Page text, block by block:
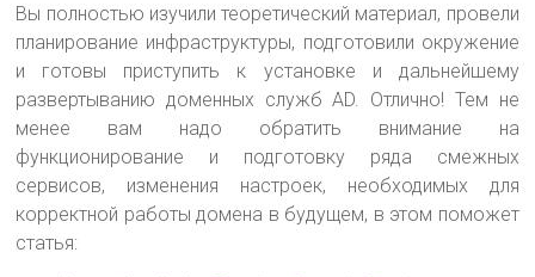
Вы полностью изучили теоретический материал, провели
планирование инфраструктуры, подготовили окружение
и готовы приступить к установке и дальнейшему
развертыванию доменных служб AD. Отлично! Тем не
менее вам надо обратить внимание на
функционирование и подготовку ряда смежных
сервисов, изменения настроек, необходимых для
корректной работы домена в будущем, в этом поможет
статья: